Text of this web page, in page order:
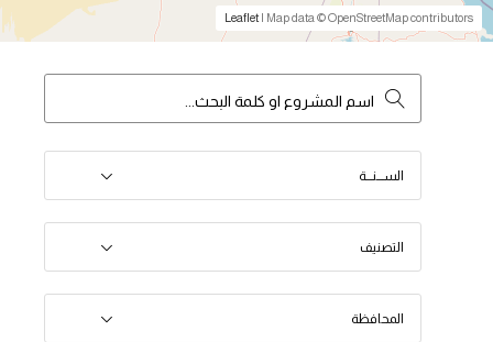
Leaflet | Map data © OpenStreetMap contributors
الســـنـــة
التصنيف
المحافظة